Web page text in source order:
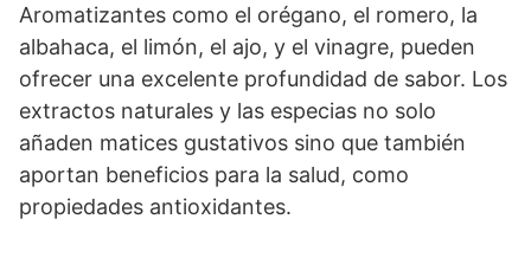
Aromatizantes como el orégano, el romero, la
albahaca, el limón, el ajo, y el vinagre, pueden
ofrecer una excelente profundidad de sabor. Los
extractos naturales y las especias no solo
añaden matices gustativos sino que también
aportan beneficios para la salud, como
propiedades antioxidantes.